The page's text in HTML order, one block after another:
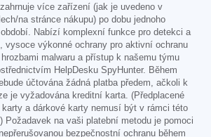
více zařízení (jak je uvedeno v
na stránce nákupu) po dobu jednoho
Nabízí komplexní funkce pro detekci a
vysoce výkonné ochrany pro aktivní ochranu
malwaru a přístup k našemu týmu
HelpDesku SpyHunter. Během
účtována žádná platba předem, ačkoli k
je vyžadována kreditní karta. (Předplacené
a dárkové karty nemusí být v rámci této
Požadavek na vaši platební metodu je pomoci
bezpečnostní ochranu během